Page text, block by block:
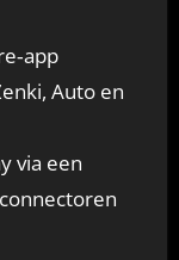
Auto en
via een